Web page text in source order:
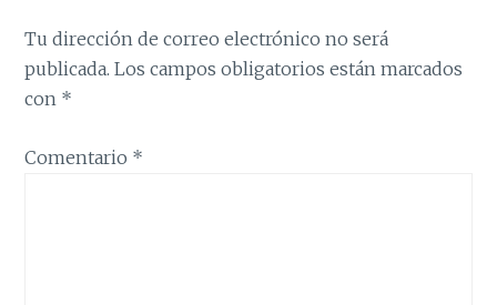
Tu dirección de correo electrónico no será
publicada. Los campos obligatorios están marcados
con *
Comentario *